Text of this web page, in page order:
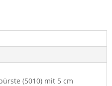
(5010) mit 5 cm